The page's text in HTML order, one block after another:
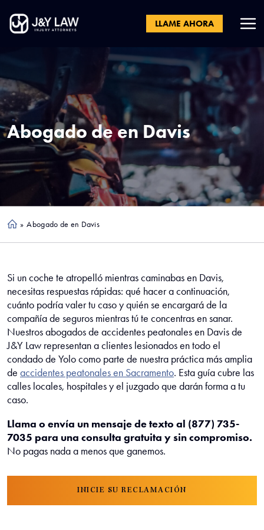
LLAME AHORA
Abogado de enDavis
Ho » Abogado de en Davis
Si un coche te atropelló mientras caminabas en Davis,
necesitas respuestas rápidas: qué hacer a continuación,
cuánto podría valer tu caso y quién se encargará de la
compañía de seguros mientras tú te concentras en sanar.
Nuestros abogados de accidentes peatonales en Davis de
J&Y Law representan a clientes lesionados en todo el
condado de Yolo como parte de nuestra práctica más amplia
de accidentes peatonales en Sacramento. Esta guía cubre las
calles locales, hospitales y el juzgado que darán forma a tu
caso.
Llama o envía un mensaje de texto al (877) 735-
7035 para una consulta gratuita y sin compromiso.
No pagas nada a menos que ganemos.
INICIE SU RECLAMACIÓN